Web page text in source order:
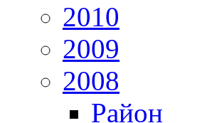
2010
2009
2008
Район